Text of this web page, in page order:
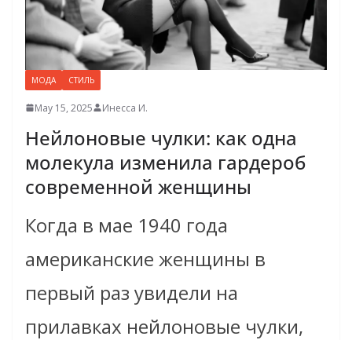
МОДА СТИЛЬ
May 15, 2025 Инесса И.
Нейлоновые чулки: как одна
молекула изменила гардероб
современной женщины
Когда в мае 1940 года
американские женщины в
первый раз увидели на
прилавках нейлоновые чулки,